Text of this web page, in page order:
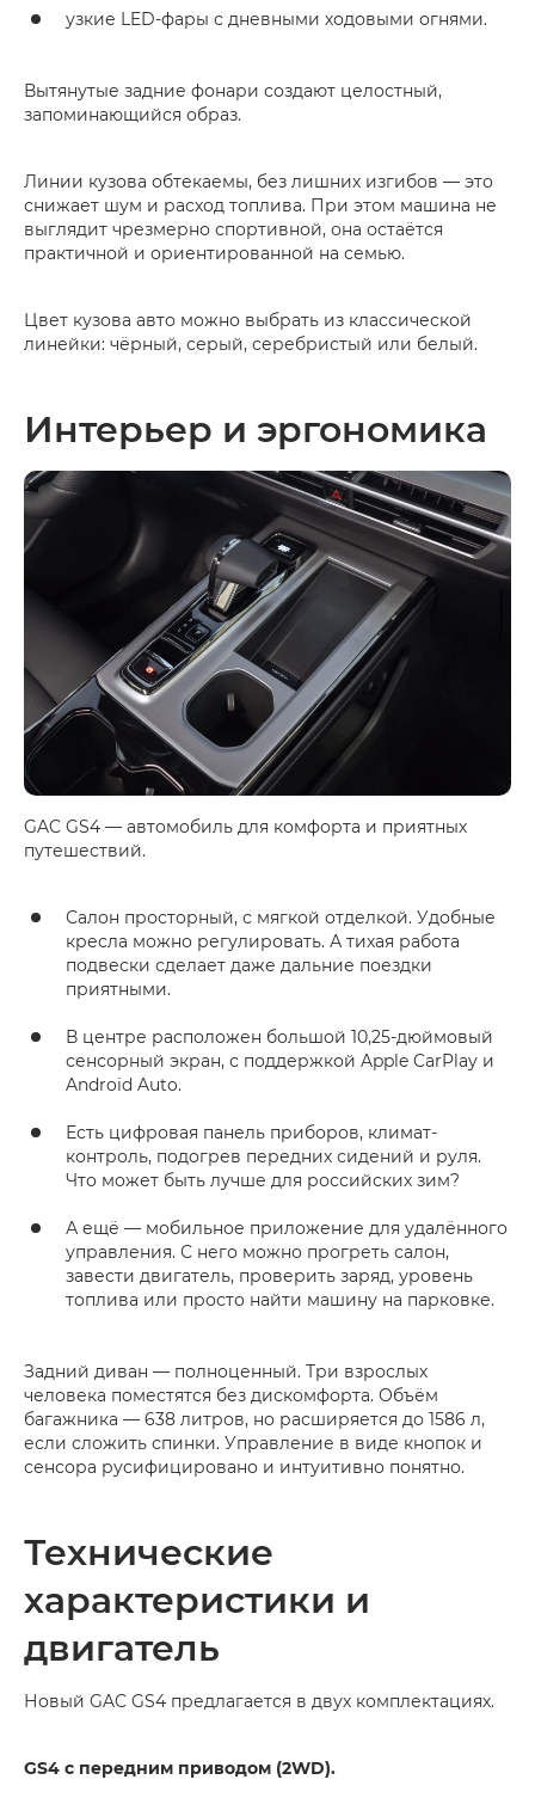
узкие LED-фары с дневными ходовыми огнями.
Вытянутые задние фонари создают целостный,
запоминающийся образ.
Линии кузова обтекаемы, без лишних изгибов — это
снижает шум и расход топлива. При этом машина не
выглядит чрезмерно спортивной, она остаётся
практичной и ориентированной на семью.
Цвет кузова авто можно выбрать из классической
линейки: чёрный, серый, серебристый или белый.
Интерьер и эргономика
GAC GS4 — автомобиль для комфорта и приятных
путешествий.
Салон просторный, с мягкой отделкой. Удобные
кресла можно регулировать. А тихая работа
подвески сделает даже дальние поездки
приятными.
В центре расположен большой 10,25-дюймовый
сенсорный экран, с поддержкой Apple CarPlay и
Android Auto.
Есть цифровая панель приборов, климат-
контроль, подогрев передних сидений и руля.
Что может быть лучше для российских зим?
А ещё — мобильное приложение для удалённого
управления. С него можно прогреть салон,
завести двигатель, проверить заряд, уровень
топлива или просто найти машину на парковке.
Задний диван — полноценный. Три взрослых
человека поместятся без дискомфорта. Объём
багажника — 638 литров, но расширяется до 1586 л,
если сложить спинки. Управление в виде кнопок и
сенсора русифицировано и интуитивно понятно.
Технические
характеристики и
двигатель
Новый GAC GS4 предлагается в двух комплектациях.
GS4 с передним приводом (2WD).